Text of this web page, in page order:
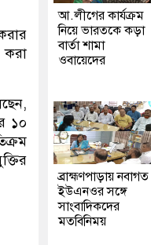
করা
১০
আ.লীগের কার্যক্রম
নিয়ে ভারতকে কড়া
বার্তা শামা
ওবায়েদের
ব্রাহ্মণপাড়ায় নবাগত
ইউএনওর সঙ্গে
সাংবাদিকদের
মতবিনিময়